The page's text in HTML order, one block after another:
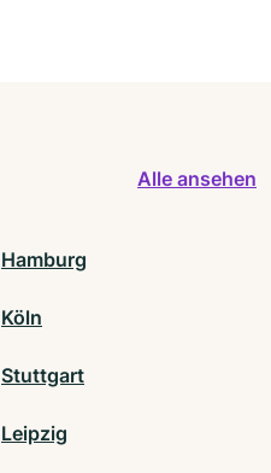
Alle ansehen
Hamburg
Köln
Stuttgart
Leipzig